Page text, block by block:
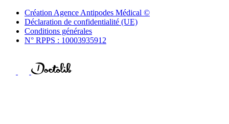
Création Agence Antipodes Médical ©
Déclaration de confidentialité (UE)
Conditions générales
N° RPPS : 10003935912